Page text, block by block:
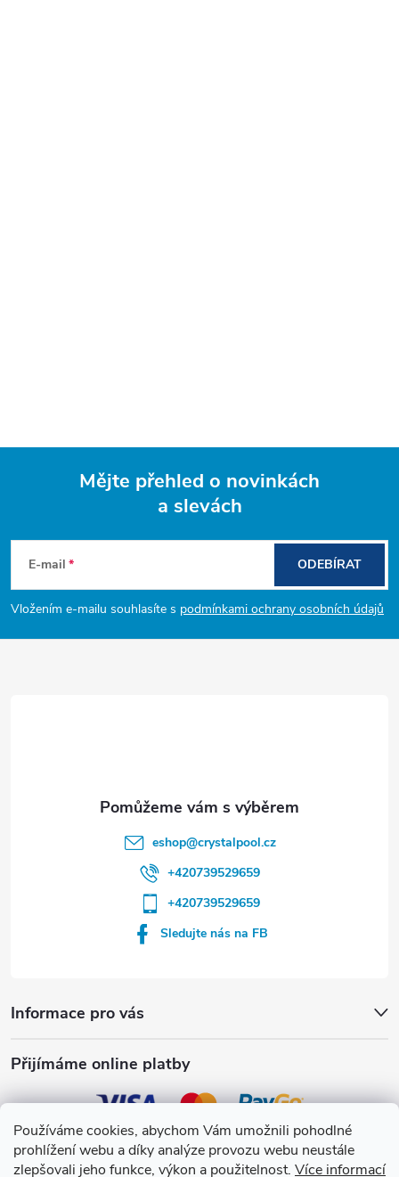
Používáme cookies, abychom Vám umožnili pohodlné
prohlížení webu a díky analýze provozu webu neustále
zlepšovali jeho funkce, výkon a použitelnost. Více informací
p
Mějte přehled o novinkách
a slevách
E-mail
Vložením e-mailu souhlasíte s podmínkami ochrany osobních údajů
ODEBÍRAT
Informace pro vás
Přijímáme online platby
eshop@crystalpool.cz
+420739529659
+420739529659
Sledujte nás na FB
Crystalpool s.r.o.